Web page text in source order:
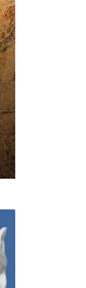
الجزائر
تعلق
على
مالي